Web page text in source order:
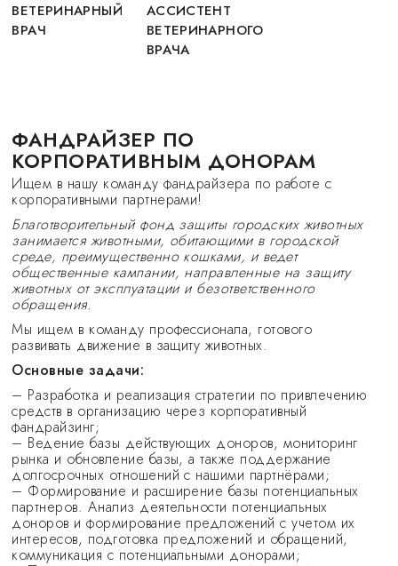
ВЕТЕРИНАРНЫЙ
ВРАЧ
АССИСТЕНТ
ВЕТЕРИНАРНОГО
ВРАЧА
ФАНДРАЙЗЕР ПО
КОРПОРАТИВНЫМ ДОНОРАМ
Ищем в нашу команду фандрайзера по работе с
корпоративными партнерами!
Благотворительный фонд защиты городских животных
занимается животными, обитающими в городской
среде, преимущественно кошками, и ведет
общественные кампании, направленные на защиту
животных от эксплуатации и безответственного
обращения.
Мы ищем в команду профессионала, готового
развивать движение в защиту животных.
Основные задачи:
– Разработка и реализация стратегии по привлечению
средств в организацию через корпоративный
фандрайзинг;
– Ведение базы действующих доноров, мониторинг
рынка и обновление базы, а также поддержание
долгосрочных отношений с нашими партнёрами;
– Формирование и расширение базы потенциальных
партнеров. Анализ деятельности потенциальных
доноров и формирование предложений с учетом их
интересов, подготовка предложений и обращений,
коммуникация с потенциальными донорами;